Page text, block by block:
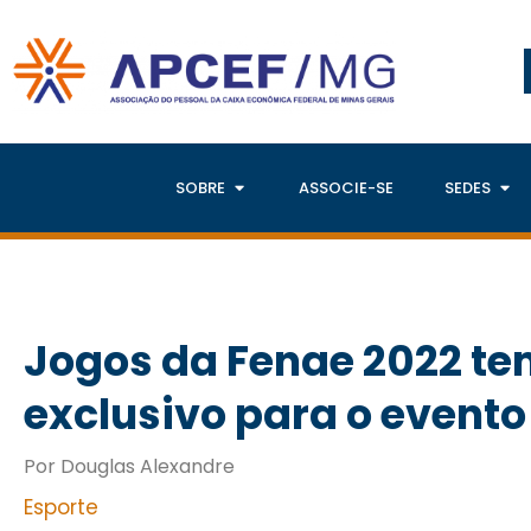
SOBRE ASSOCIE-SE SEDES
Jogos da Fenae 2022
exclusivo para o evento
Por Douglas Alexandre
Esporte